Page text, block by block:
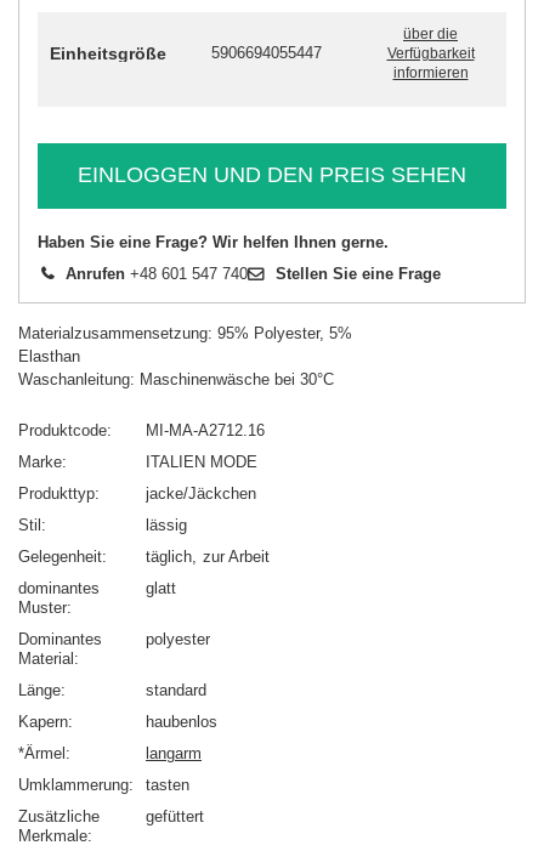
Einheitsgröße 5906694055447
über die
Verfügbarkeit
informieren
EINLOGGEN UND DEN PREIS SEHEN
Haben Sie eine Frage? Wir helfen Ihnen gerne.
Anrufen +48 601 547 740 Stellen Sie eine Frage
Materialzusammensetzung: 95% Polyester, 5%
Elasthan
Waschanleitung: Maschinenwäsche bei 30°C
Produktcode
MI-MA-A2712.16
Marke
ITALIEN MODE
Produkttyp
jacke/Jäckchen
Stil
lässig
Gelegenheit
täglich zur Arbeit
dominantes
Muster
glatt
Dominantes
Material
polyester
Länge
standard
Kapern
haubenlos
*Ärmel
langarm
Umklammerung
tasten
Zusätzliche
Merkmale
gefüttert